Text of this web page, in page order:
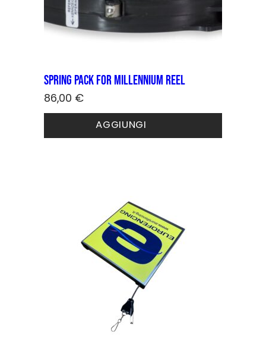
spring pack for MILLENNIUM reel
86,00 €
AGGIUNGI